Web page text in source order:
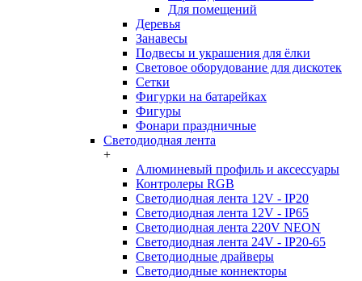
Для помещений
Деревья
Занавесы
Подвесы и украшения для ёлки
Световое оборудование для дискотек
Сетки
Фигурки на батарейках
Фигуры
Фонари праздничные
Светодиодная лента
+
Алюминевый профиль и аксессуары
Контролеры RGB
Светодиодная лента 12V - IP20
Светодиодная лента 12V - IP65
Светодиодная лента 220V NEON
Светодиодная лента 24V - IP20-65
Светодиодные драйверы
Светодиодные коннекторы